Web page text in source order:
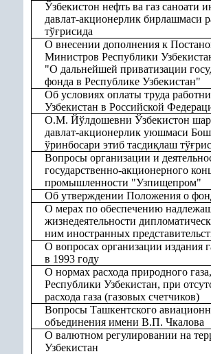
Ўзбекистон нефть ва газ саноати
давлат-акционерлик бирлашмаси
тўғрисида
О внесении дополнения к
Министров Республики
"О дальнейшей приватизации
фонда в Республике Узбекистан"
Об условиях оплаты труда
Узбекистан в Российской
О.М. Йўлдошевни Ўзбекистон
давлат-акционерлик уюшмаси Бош
ўринбосари этиб тасдиқлаш тўғ
Вопросы организации и
государственно-акционерного
промышленности "Узпищепром"
Об утверждении Положения о
О мерах по обеспечению
жизнедеятельности
ним иностранных
О вопросах организации издания
в 1993 году
О нормах расхода природного
Республики Узбекистан, при
расхода газа (газовых счетчиков)
Вопросы Ташкентского
объединения имени В.П. Чкалова
О валютном регулировании на
Узбекистан